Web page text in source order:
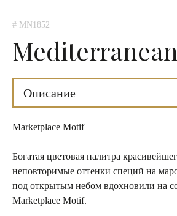
# MN1852
Mediterranean
Описание
Marketplace Motif
Богатая цветовая палитра
неповторимые оттенки специй на
под открытым небом вдохновили на
Marketplace Motif.